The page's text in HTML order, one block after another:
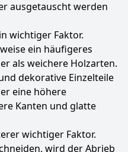
ausgetauscht werden
wichtiger Faktor.
ein häufigeres
als weichere Holzarten.
dekorative Einzelteile
eine höhere
Kanten und glatte
wichtiger Faktor.
wird der Abrieb